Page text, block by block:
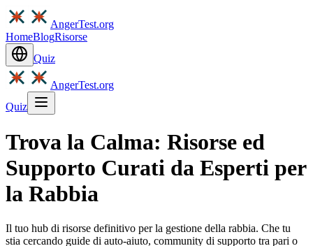
AngerTest.org
HomeBlogRisorse
Quiz
AngerTest.org
Quiz
Trova la Calma: Risorse ed
Supporto Curati da Esperti per
la Rabbia
Il tuo hub di risorse definitivo per la gestione della rabbia. Che tu
stia cercando guide di auto-aiuto, community di supporto tra pari o